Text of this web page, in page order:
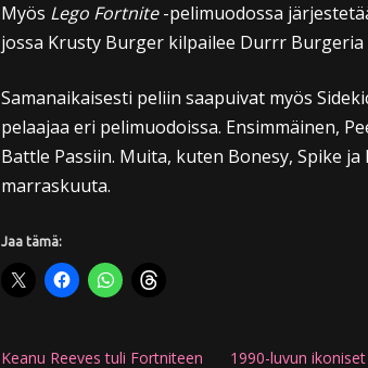
Myös Lego Fortnite-pelimuodossa
jossa Krusty Burger kilpailee Durrr Burgeria
Samanaikaisesti peliin saapuivat myös
pelaajaa eri pelimuodoissa. Ensimmäinen,
Battle Passiin. Muita, kuten Bonesy, Spike ja
marraskuuta.
Jaa tämä:
Keanu Reeves tuli Fortniteen
1990-luvun